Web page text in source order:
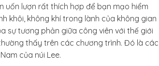
uốn lượn rất thích hợp để bạn mạo hiểm
khôi, không khí trong lành của không gian
sự tương phản giữa công viên với thế giới
thấy trên các chương trình. Đó là các
của núi Lee.